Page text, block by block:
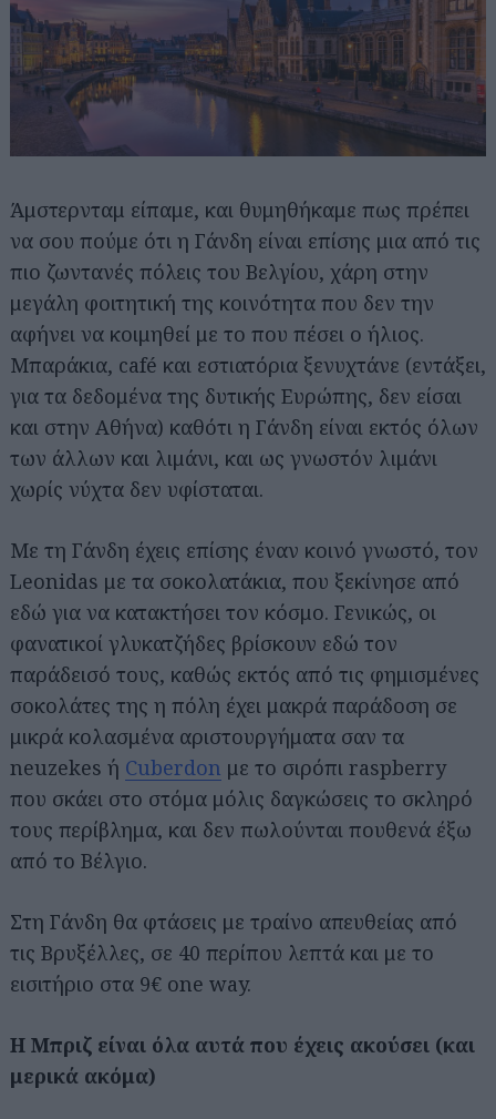
Άμστερνταμ είπαμε, και θυμηθήκαμε πως πρέπει
να σου πούμε ότι η Γάνδη είναι επίσης μια από τις
πιο ζωντανές πόλεις του Βελγίου, χάρη στην
μεγάλη φοιτητική της κοινότητα που δεν την
αφήνει να κοιμηθεί με το που πέσει ο ήλιος.
Μπαράκια, café και εστιατόρια ξενυχτάνε (εντάξει,
για τα δεδομένα της δυτικής Ευρώπης, δεν είσαι
και στην Αθήνα) καθότι η Γάνδη είναι εκτός όλων
των άλλων και λιμάνι, και ως γνωστόν λιμάνι
χωρίς νύχτα δεν υφίσταται.
Με τη Γάνδη έχεις επίσης έναν κοινό γνωστό, τον
Leonidas με τα σοκολατάκια, που ξεκίνησε από
εδώ για να κατακτήσει τον κόσμο. Γενικώς, οι
φανατικοί γλυκατζήδες βρίσκουν εδώ τον
παράδεισό τους, καθώς εκτός από τις φημισμένες
σοκολάτες της η πόλη έχει μακρά παράδοση σε
μικρά κολασμένα αριστουργήματα σαν τα
neuzekes ή Cuberdon με το σιρόπι raspberry
που σκάει στο στόμα μόλις δαγκώσεις το σκληρό
τους περίβλημα, και δεν πωλούνται πουθενά έξω
από το Βέλγιο.
Στη Γάνδη θα φτάσεις με τραίνο απευθείας από
τις Βρυξέλλες, σε 40 περίπου λεπτά και με το
εισιτήριο στα 9€ one way.
Η Μπριζ είναι όλα αυτά που έχεις ακούσει (και
μερικά ακόμα)